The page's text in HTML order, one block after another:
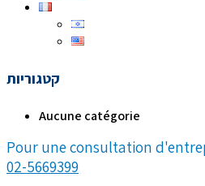
קטגוריות
Aucune catégorie
Pour une consultation
02-5669399